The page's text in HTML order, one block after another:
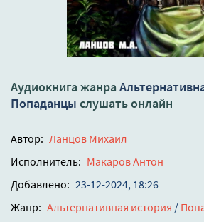
Аудиокнига жанра
Попаданцы слушать онлайн
Автор: Ланцов Михаил
Исполнитель: Макаров Антон
Добавлено: 23-12-2024, 18:26
Жанр: Альтернативная история /